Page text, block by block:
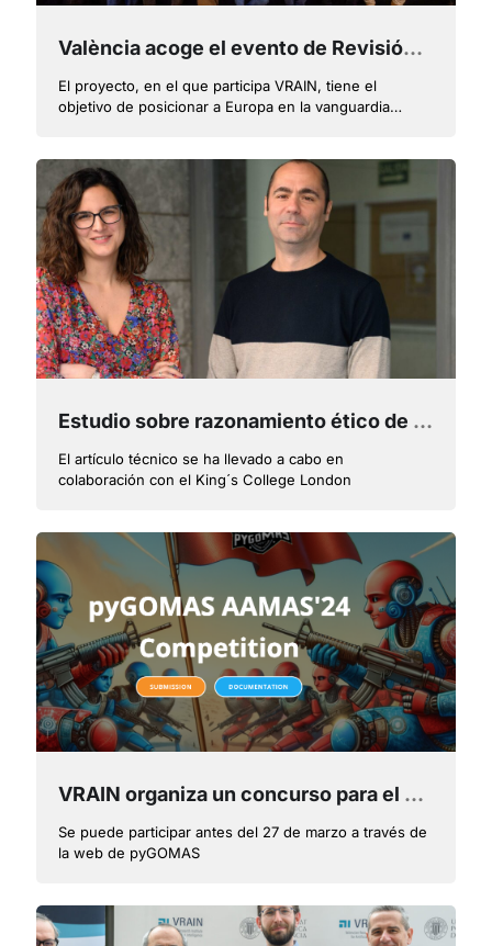
València acoge el evento de Revisión Técnica del proyecto europeo CitCom.AI
El proyecto, en el que participa VRAIN, tiene el
objetivo de posicionar a Europa en la vanguardia
Estudio sobre razonamiento ético de la IA en una de las conferencias internacionales más prestigiosas
El artículo técnico se ha llevado a cabo en
colaboración con el King´s College London
VRAIN organiza un concurso para el congreso más importante en sistemas multi-agente AAMAS2024
Se puede participar antes del 27 de marzo a través de
la web de pyGOMAS